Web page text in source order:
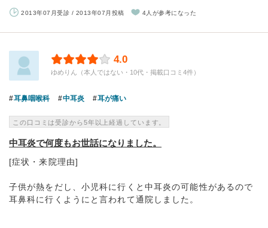
2013年07月受診 / 2013年07月投稿 4人が参考になった
4.0
ゆめりん（本人ではない・10代・掲載口コミ4件）
耳鼻咽喉科 中耳炎 耳が痛い
この口コミは受診から5年以上経過しています。
中耳炎で何度もお世話になりました。
[症状・来院理由]
子供が熱をだし、小児科に行くと中耳炎の可能性があるので
耳鼻科に行くようにと言われて通院しました。